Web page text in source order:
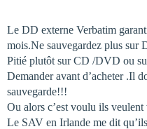
Le DD externe Verbatim
mois.Ne sauvegardez plus sur
Pitié plutôt sur CD /DVD ou
Demander avant d’acheter .Il
sauvegarde!!!
Ou alors c’est voulu ils
Le SAV en Irlande me dit